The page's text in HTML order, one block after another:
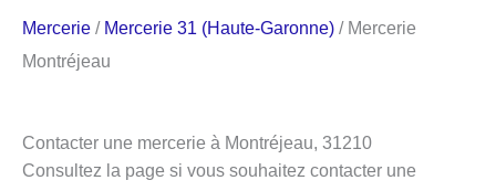
Mercerie / Mercerie 31 (Haute-Garonne) / Mercerie
Montréjeau
Contacter une mercerie à Montréjeau, 31210
Consultez la page si vous souhaitez contacter une